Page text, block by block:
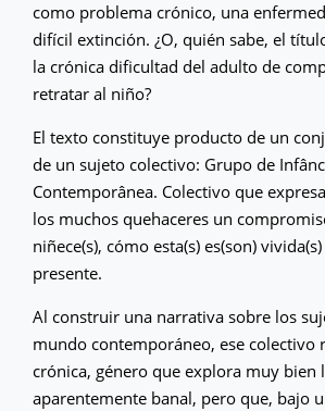
como problema crónico, una
difícil extinción. ¿O, quién sabe, el
la crónica dificultad del adulto de
retratar al niño?
El texto constituye producto de un
de un sujeto colectivo: Grupo de
Contemporânea. Colectivo que
los muchos quehaceres un
niñece(s), cómo esta(s) es(son)
presente.
Al construir una narrativa sobre los
mundo contemporáneo, ese colectivo
crónica, género que explora muy bien
aparentemente banal, pero que, bajo